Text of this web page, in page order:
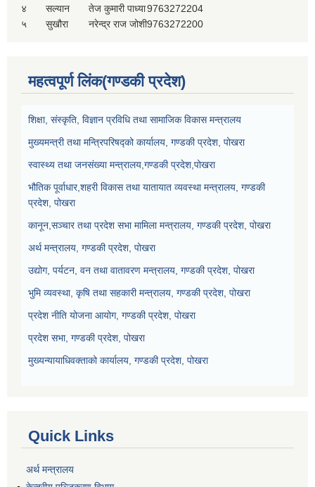
४
सल्यान तेज कुमारी पाध्या9763272204
५
सुखौरा नरेन्द्र राज जोशी9763272200
महत्वपूर्ण लिंक(गण्डकी प्रदेश)
शिक्षा, संस्कृति, विज्ञान प्रविधि तथा सामाजिक विकास मन्त्रालय
मुख्यमन्त्री तथा मन्त्रिपरिषद्को कार्यालय, गण्डकी प्रदेश, पोखरा
स्वास्थ्य तथा जनसंख्या मन्त्रालय,गण्डकी प्रदेश,पोखरा
भौतिक पूर्वाधार,शहरी विकास तथा यातायात व्यवस्था मन्त्रालय, गण्डकी
प्रदेश, पोखरा
कानून,सञ्चार तथा प्रदेश सभा मामिला मन्त्रालय, गण्डकी प्रदेश, पोखरा
अर्थ मन्त्रालय, गण्डकी प्रदेश, पोखरा
उद्योग, पर्यटन, वन तथा वातावरण मन्त्रालय, गण्डकी प्रदेश, पोखरा
भुमि व्यवस्था, कृषि तथा सहकारी मन्त्रालय, गण्डकी प्रदेश, पोखरा
प्रदेश नीति योजना आयोग, गण्डकी प्रदेश, पोखरा
प्रदेश सभा, गण्डकी प्रदेश, पोखरा
मुख्यन्यायाधिवक्ताको कार्यालय, गण्डकी प्रदेश, पोखरा
Quick Links
अर्थ मन्त्रालय